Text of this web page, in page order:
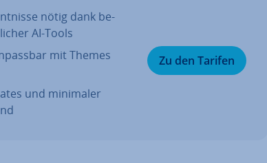
nötig dank be­
AI-Tools
mit Themes
und minimaler
Zu den Tarifen